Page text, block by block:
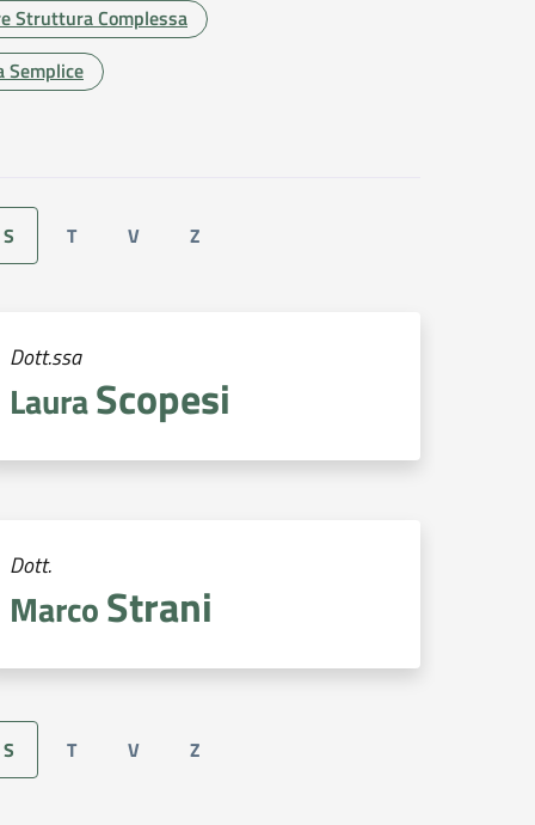
Struttura Complessa
Semplice
S T V Z
Dott.ssa
LauraScopesi
Dott.
MarcoStrani
S T V Z